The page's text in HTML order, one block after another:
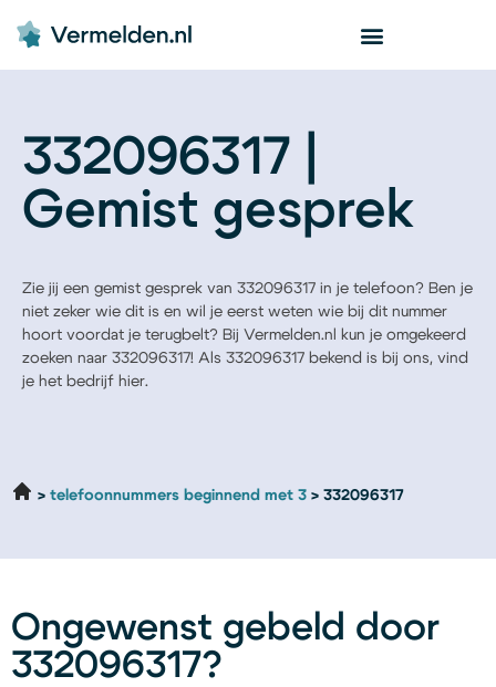
332096317 |
Gemist gesprek
Zie jij een gemist gesprek van 332096317 in je telefoon? Ben je
niet zeker wie dit is en wil je eerst weten wie bij dit nummer
hoort voordat je terugbelt? Bij Vermelden.nl kun je omgekeerd
zoeken naar 332096317! Als 332096317 bekend is bij ons, vind
je het bedrijf hier.
telefoonnummers beginnend met 3 332096317
Ongewenst gebeld door
332096317?